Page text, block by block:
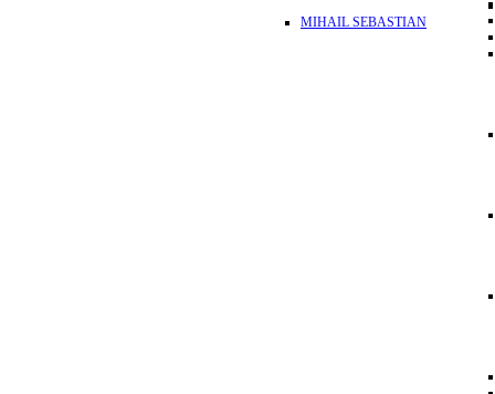
MIHAIL SEBASTIAN